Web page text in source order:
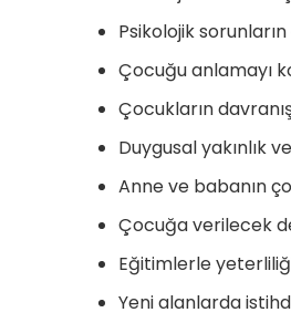
Psikolojik
Çocuğu anlamayı
Çocukların
Duygusal yakınlık
Anne ve babanın
Çocuğa verilecek
Eğitimlerle
Yeni alanlarda